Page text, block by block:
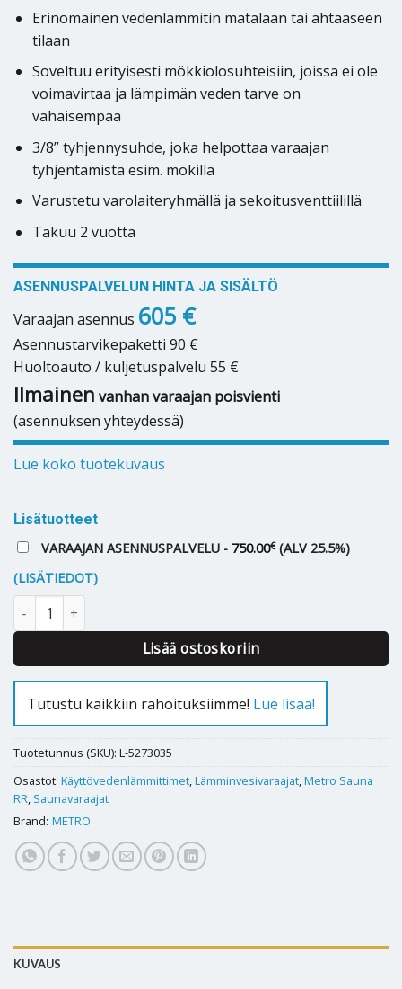
Erinomainen vedenlämmitin matalaan tai ahtaaseen
tilaan
Soveltuu erityisesti mökkiolosuhteisiin, joissa ei ole
voimavirtaa ja lämpimän veden tarve on
vähäisempää
3/8” tyhjennysuhde, joka helpottaa varaajan
tyhjentämistä esim. mökillä
Varustetu varolaiteryhmällä ja sekoitusventtiilillä
Takuu 2 vuotta
ASENNUSPALVELUN HINTA JA SISÄLTÖ
Varaajan asennus 605 €
Asennustarvikepaketti 90 €
Huoltoauto / kuljetuspalvelu 55 €
Ilmainen vanhan varaajan poisvienti
(asennuksen yhteydessä)
Lue koko tuotekuvaus
Lisätuotteet
VARAAJAN ASENNUSPALVELU - 750.00€ (ALV 25.5%)
(LISÄTIEDOT)
Lämminvesivaraaja Metro RR 200L saunavaraaja määrä
Lisää ostoskoriin
Tutustu kaikkiin rahoituksiimme! Lue lisää!
Tuotetunnus (SKU): L-5273035
Osastot: Käyttövedenlämmittimet,Lämminvesivaraajat,Metro Sauna
RR, Saunavaraajat
Brand: METRO
KUVAUS